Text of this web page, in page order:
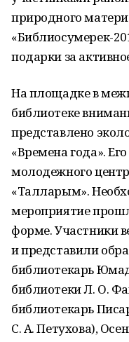
природного
«Библиосумерек-
подарки за
На площадке в
библиотеке
представлено
«Времена года».
молодежного
«Талларым».
мероприятие
форме. Участники
и представили
библиотекарь
библиотеки Л. О.
библиотекарь
С. А. Петухова),